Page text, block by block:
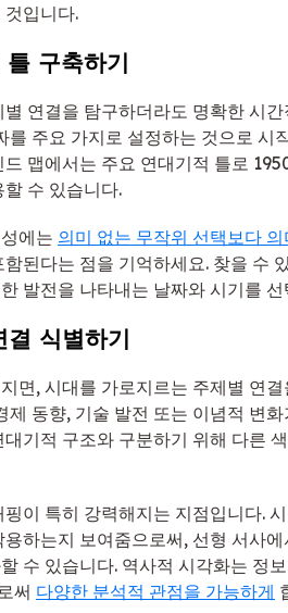
것입니다.
구축하기
연결을 탐구하더라도 명확한 시
를 주요 가지로 설정하는 것으로 시
맵에서는 주요 연대기적 틀로
수 있습니다.
에는 의미 없는 무작위 선택보다
된다는 점을 기억하세요. 찾을 수
발전을 나타내는 날짜와 시기를
식별하기
면, 시대를 가로지르는 주제별 연
제 동향, 기술 발전 또는 이념적 변
기적 구조와 구분하기 위해 다른
이 특히 강력해지는 지점입니다.
하는지 보여줌으로써, 선형 서사
수 있습니다. 역사적 시각화는 정
써 다양한 분석적 관점을 가능하게